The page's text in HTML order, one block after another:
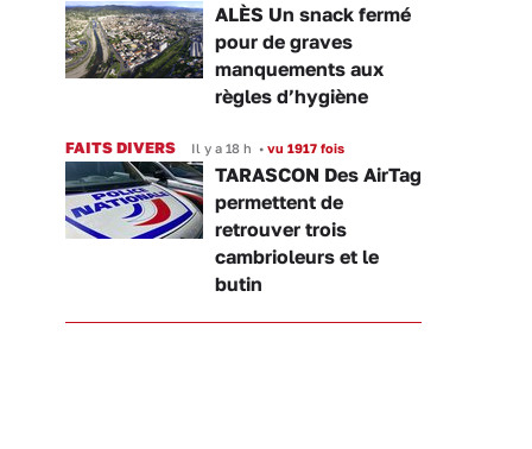
ALÈS Un snack fermé
pour de graves
manquements aux
règles d’hygiène
FAITS DIVERS Il y a 18 h • vu 1917 fois
TARASCON Des AirTag
permettent de
retrouver trois
cambrioleurs et le
butin